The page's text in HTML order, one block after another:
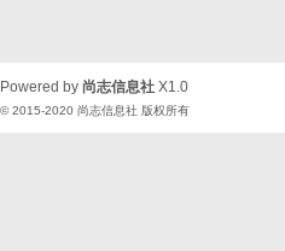
Powered by 尚志信息社 X1.0
© 2015-2020 尚志信息社 版权所有